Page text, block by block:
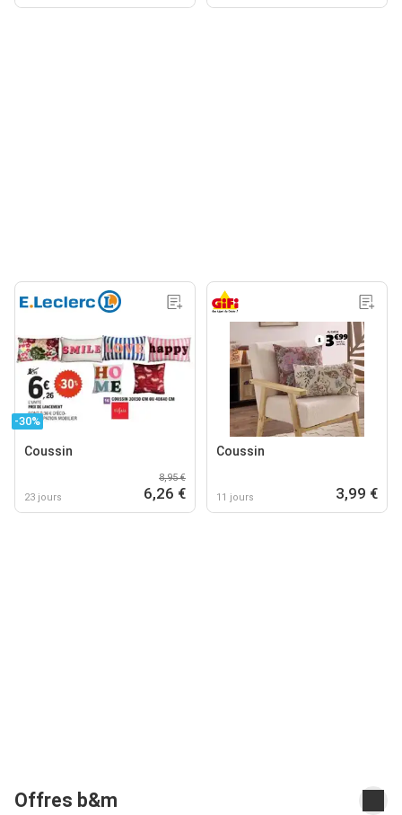
-30%
Coussin
23 jours
8,95 €
6,26 €
Coussin
11 jours 3,99 €
Offres b&m